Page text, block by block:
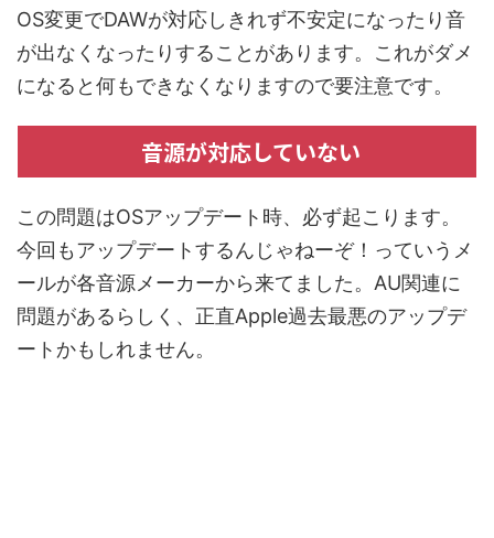
OS変更でDAWが対応しきれず不安定になったり音
が出なくなったりすることがあります。これがダメ
になると何もできなくなりますので要注意です。
音源が対応していない
この問題はOSアップデート時、必ず起こります。
今回もアップデートするんじゃねーぞ！っていうメ
ールが各音源メーカーから来てました。AU関連に
問題があるらしく、正直Apple過去最悪のアップデ
ートかもしれません。